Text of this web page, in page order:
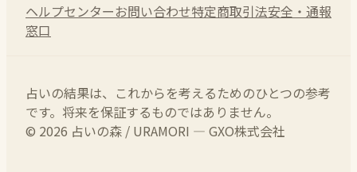
ヘルプセンターお問い合わせ特定商取引法安全・通報
窓口
占いの結果は、これからを考えるためのひとつの参考
です。将来を保証するものではありません。
© 2026 占いの森 / URAMORI — GXO株式会社